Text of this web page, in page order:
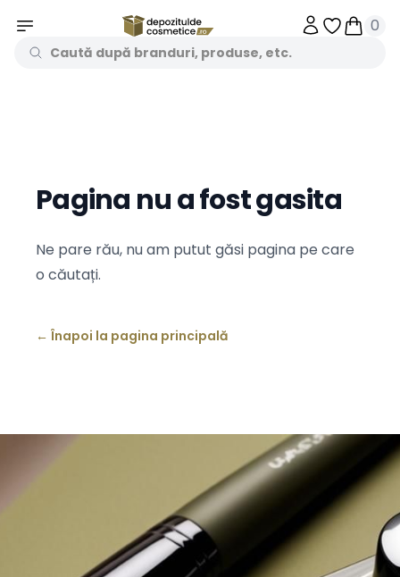
Obiecte
0
Pagina nu a fost gasita
Ne pare rău, nu am putut găsi pagina pe care
o căutați.
← Înapoi la pagina principală